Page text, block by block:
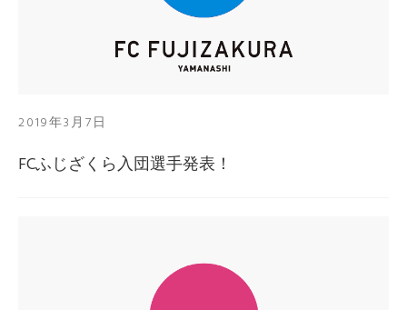
2019年3月7日
FCふじざくら入団選手発表！